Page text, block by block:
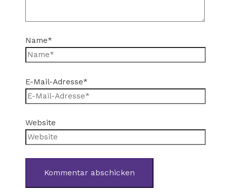
Name*
E-Mail-Adresse*
Website